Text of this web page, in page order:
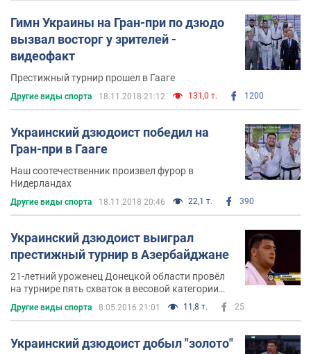
Гимн Украины на Гран-при по дзюдо
вызвал восторг у зрителей -
видеофакт
Престижный турнир прошел в Гааге
Другие виды спорта 18.11.2018 21:12 131,0 т. 1200
Украинский дзюдоист победил на
Гран-при в Гааге
Наш соотечественник произвел фурор в
Нидерландах
Другие виды спорта 18.11.2018 20:46 22,1 т. 390
Украинский дзюдоист выиграл
престижный турнир в Азербайджане
21-летний уроженец Донецкой области провёл
на турнире пять схваток в весовой категории
Другие виды спорта 8.05.2016 21:01 11,8 т. 25
Украинский дзюдоист добыл "золото"